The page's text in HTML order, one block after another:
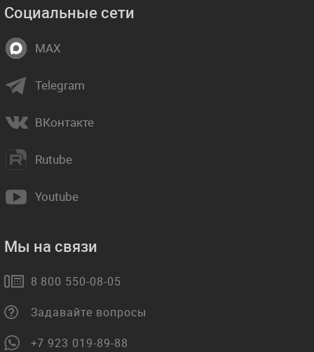
Социальные сети
MAX
Telegram
ВКонтакте
Rutube
Youtube
Мы на связи
8 800 550-08-05
Задавайте вопросы
+7 923 019-89-88